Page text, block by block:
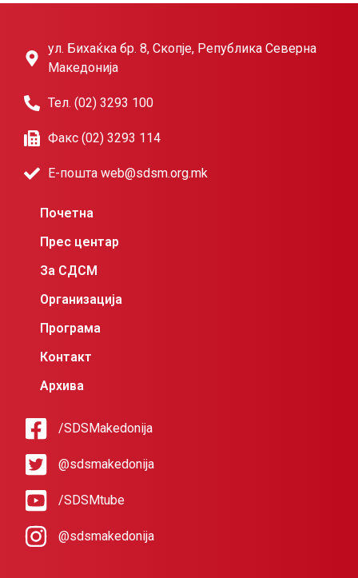
ул. Бихаќка бр. 8, Скопје, Република Северна
Македонија
Тел. (02) 3293 100
Факс (02) 3293 114
Е-пошта web@sdsm.org.mk
Почетна
Прес центар
За СДСМ
Организација
Програма
Контакт
Архива
/SDSMakedonija
@sdsmakedonija
/SDSMtube
@sdsmakedonija